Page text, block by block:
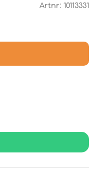
Artnr: 10113331